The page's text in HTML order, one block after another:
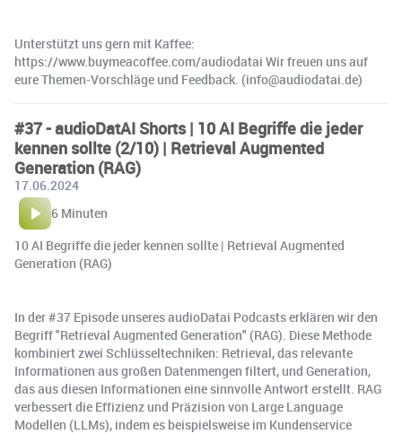
Unterstützt uns gern mit Kaffee:
https://www.buymeacoffee.com/audiodatai Wir freuen uns auf
eure Themen-Vorschläge und Feedback. (info@audiodatai.de)
#37 - audioDatAI Shorts | 10 AI Begriffe die jeder
kennen sollte (2/10) | Retrieval Augmented
Generation (RAG)
17.06.2024
6 Minuten
10 AI Begriffe die jeder kennen sollte | Retrieval Augmented
Generation (RAG)
In der #37 Episode unseres audioDatai Podcasts erklären wir den
Begriff "Retrieval Augmented Generation" (RAG). Diese Methode
kombiniert zwei Schlüsseltechniken: Retrieval, das relevante
Informationen aus großen Datenmengen filtert, und Generation,
das aus diesen Informationen eine sinnvolle Antwort erstellt. RAG
verbessert die Effizienz und Präzision von Large Language
Modellen (LLMs), indem es beispielsweise im Kundenservice